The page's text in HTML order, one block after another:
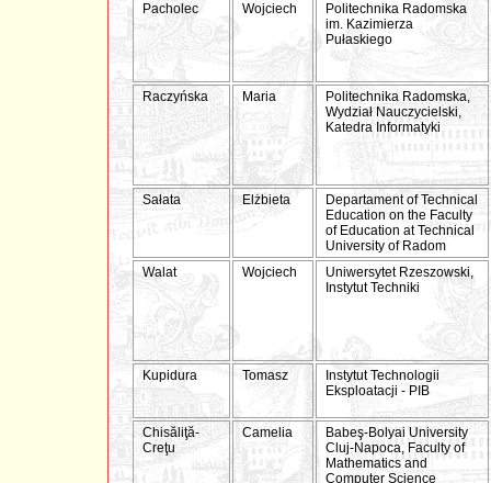
Pacholec Wojciech
Politechnika Radomska
im. Kazimierza
Pułaskiego
Raczyńska Maria
Politechnika Radomska,
Wydział Nauczycielski,
Katedra Informatyki
Sałata Elżbieta
Departament of Technical
Education on the Faculty
of Education at Technical
University of Radom
Walat
Wojciech
Uniwersytet Rzeszowski,
Instytut Techniki
Kupidura Tomasz
Instytut Technologii
Eksploatacji - PIB
Chisăliţă-
Creţu
Camelia
Babeş-Bolyai University
Cluj-Napoca, Faculty of
Mathematics and
Computer Science